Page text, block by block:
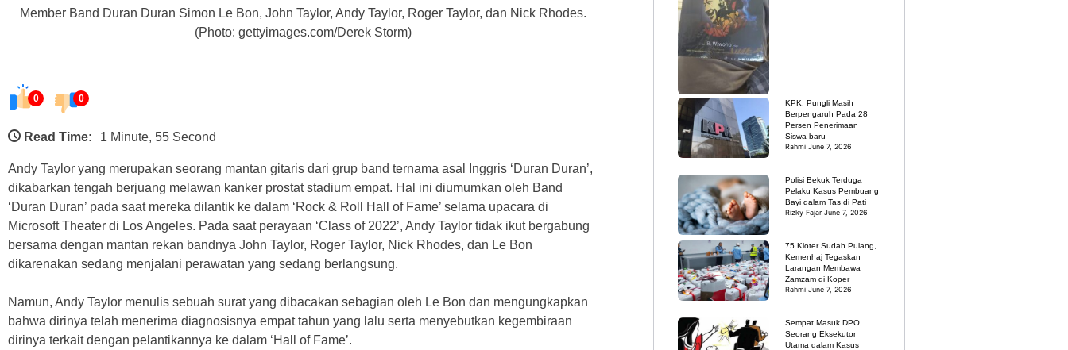
Member Band Duran Duran Simon Le Bon, John Taylor, Andy Taylor, Roger Taylor, dan Nick Rhodes.
(Photo: gettyimages.com/Derek Storm)
0 0
Read Time: 1 Minute, 55 Second
Andy Taylor yang merupakan seorang mantan gitaris dari grup band ternama asal Inggris ‘Duran Duran’,
dikabarkan tengah berjuang melawan kanker prostat stadium empat. Hal ini diumumkan oleh Band
‘Duran Duran’ pada saat mereka dilantik ke dalam ‘Rock & Roll Hall of Fame’ selama upacara di
Microsoft Theater di Los Angeles. Pada saat perayaan ‘Class of 2022’, Andy Taylor tidak ikut bergabung
bersama dengan mantan rekan bandnya John Taylor, Roger Taylor, Nick Rhodes, dan Le Bon
dikarenakan sedang menjalani perawatan yang sedang berlangsung.
Namun, Andy Taylor menulis sebuah surat yang dibacakan sebagian oleh Le Bon dan mengungkapkan
bahwa dirinya telah menerima diagnosisnya empat tahun yang lalu serta menyebutkan kegembiraan
dirinya terkait dengan pelantikannya ke dalam ‘Hall of Fame’.
KPK: Pungli Masih
Berpengaruh Pada 28
Persen Penerimaan
Siswa baru
Rahmi June 7, 2026
Polisi Bekuk Terduga
Pelaku Kasus Pembuang
Bayi dalam Tas di Pati
Rizky FajarJune 7, 2026
75 Kloter Sudah Pulang,
Kemenhaj Tegaskan
Larangan Membawa
Zamzam di Koper
Rahmi June 7, 2026
Sempat Masuk DPO,
Seorang Eksekutor
Utama dalam Kasus